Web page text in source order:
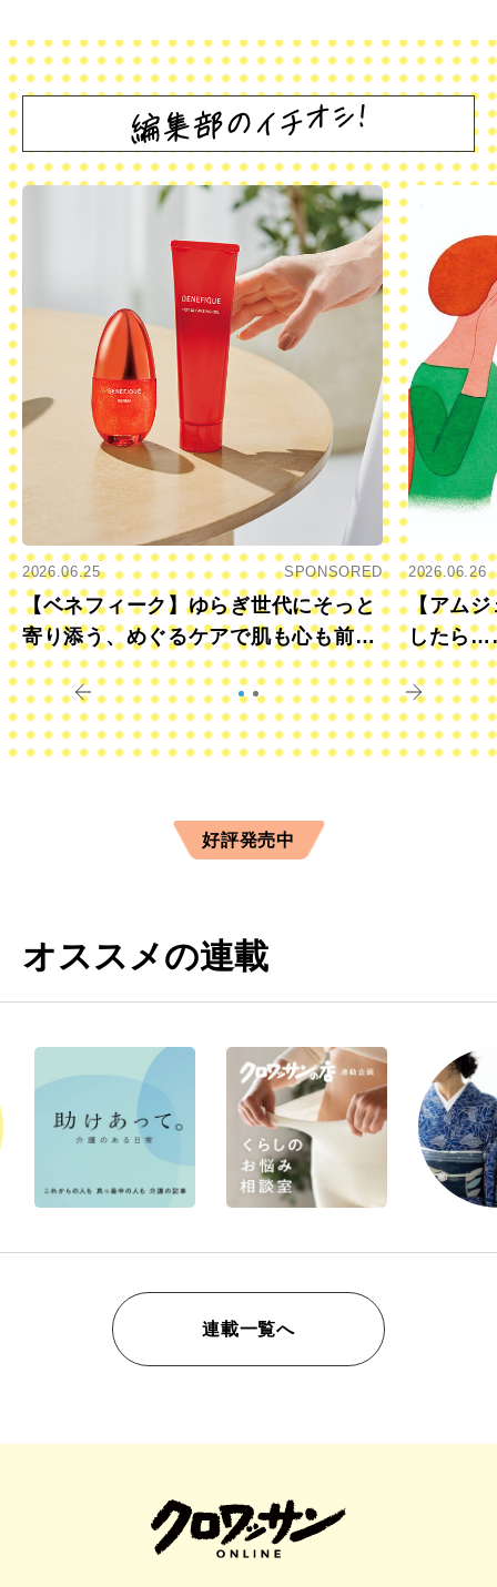
2026.06.25 SPONSORED
【ベネフィーク】ゆらぎ世代にそっと
寄り添う、めぐるケアで肌も心も前向
きに
2026.06.26
【アムジ
したら
すか？
好評発売中
オススメの連載
連載一覧へ